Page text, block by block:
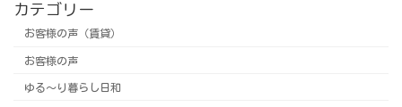
カテゴリー
お客様の声（賃貸）
お客様の声
ゆる～り暮らし日和